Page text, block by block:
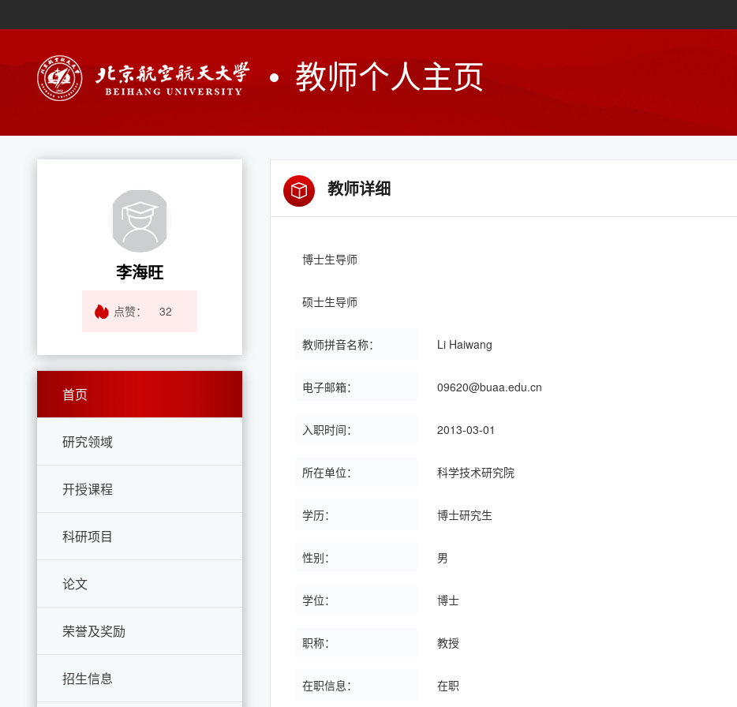
教师个人主页
李海旺
点赞： 32
首页
研究领域
开授课程
科研项目
论文
荣誉及奖励
招生信息
教师详细
博士生导师
硕士生导师
教师拼音名称： Li Haiwang
电子邮箱： 09620@buaa.edu.cn
入职时间： 2013-03-01
所在单位： 科学技术研究院
学历： 博士研究生
性别： 男
学位： 博士
职称： 教授
在职信息： 在职